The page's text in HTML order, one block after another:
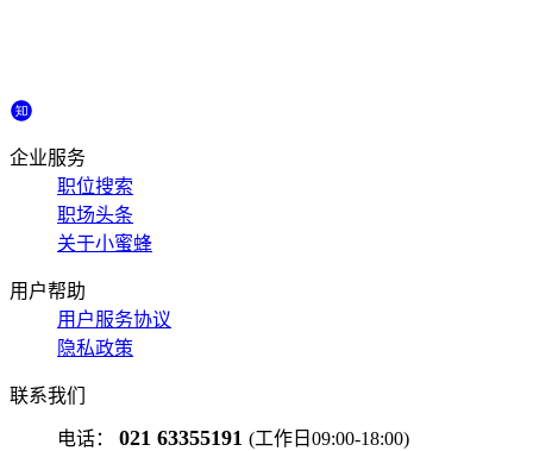
企业服务
职位搜索
职场头条
关于小蜜蜂
用户帮助
用户服务协议
隐私政策
联系我们
电话： 021 63355191 (工作日09:00-18:00)